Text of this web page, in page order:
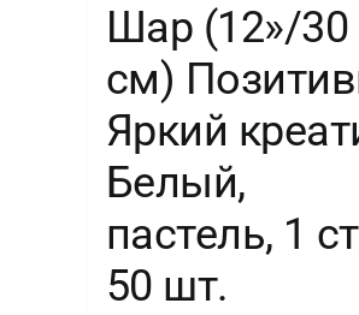
Шар (12»/30
см)
Яркий
Белый,
пастель, 1
50 шт.